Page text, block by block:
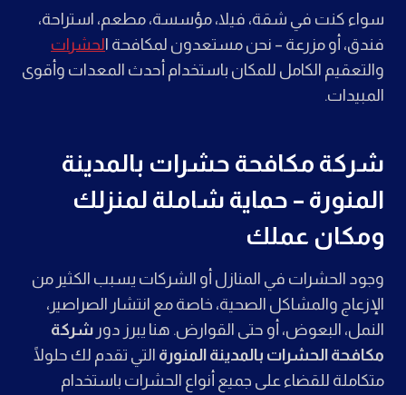
سواء كنت في شقة، فيلا، مؤسسة، مطعم، استراحة،
فندق، أو مزرعة – نحن مستعدون لمكافحة الحشرات
والتعقيم الكامل للمكان باستخدام أحدث المعدات وأقوى
المبيدات.
شركة مكافحة حشرات بالمدينة
المنورة – حماية شاملة لمنزلك
ومكان عملك
وجود الحشرات في المنازل أو الشركات يسبب الكثير من
الإزعاج والمشاكل الصحية، خاصة مع انتشار الصراصير،
النمل، البعوض، أو حتى القوارض. هنا يبرز دور شركة
مكافحة الحشرات بالمدينة المنورة التي تقدم لك حلولًا
متكاملة للقضاء على جميع أنواع الحشرات باستخدام